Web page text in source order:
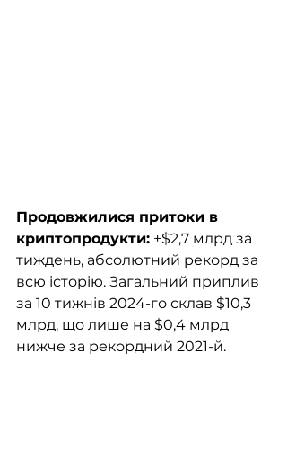
Продовжилися притоки в
криптопродукти: +$2,7 млрд за
тиждень, абсолютний рекорд за
всю історію. Загальний приплив
за 10 тижнів 2024-го склав $10,3
млрд, що лише на $0,4 млрд
нижче за рекордний 2021-й.